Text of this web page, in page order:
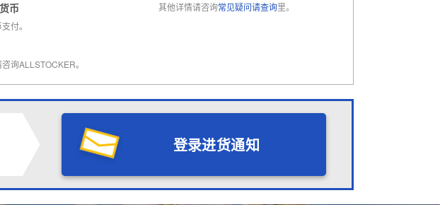
币
付。
询ALLSTOCKER。
其他详情请咨询常见疑问请查询里。
登录进货通知